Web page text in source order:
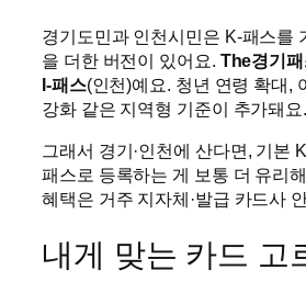
경기도민과 인천시민은 K-패스를
을 더한 버전이 있어요. The경기
I-패스(인천)예요. 청년 연령 확대,
강화 같은 지역형 기준이 추가돼요.
그래서 경기·인천에 산다면, 기본
패스로 등록하는 게 보통 더 유리
혜택은 거주 지자체·발급 카드사
내게 맞는 카드 고